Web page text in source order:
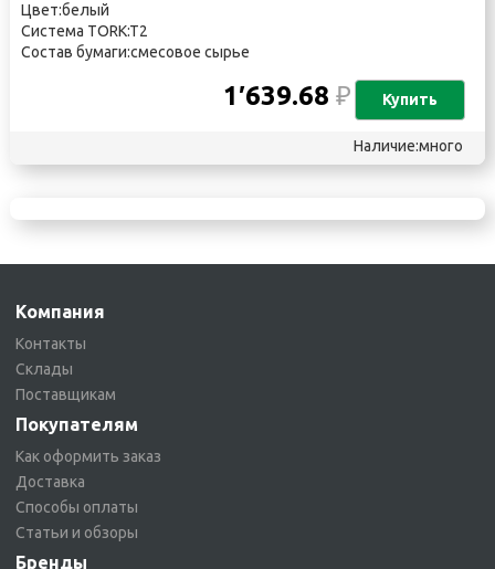
Цвет:белый
Система TORK:T2
Состав бумаги:смесовое сырье
1′639.68₽ Купить
Наличие:много
Компания
Контакты
Склады
Поставщикам
Покупателям
Как оформить заказ
Доставка
Способы оплаты
Статьи и обзоры
Бренды